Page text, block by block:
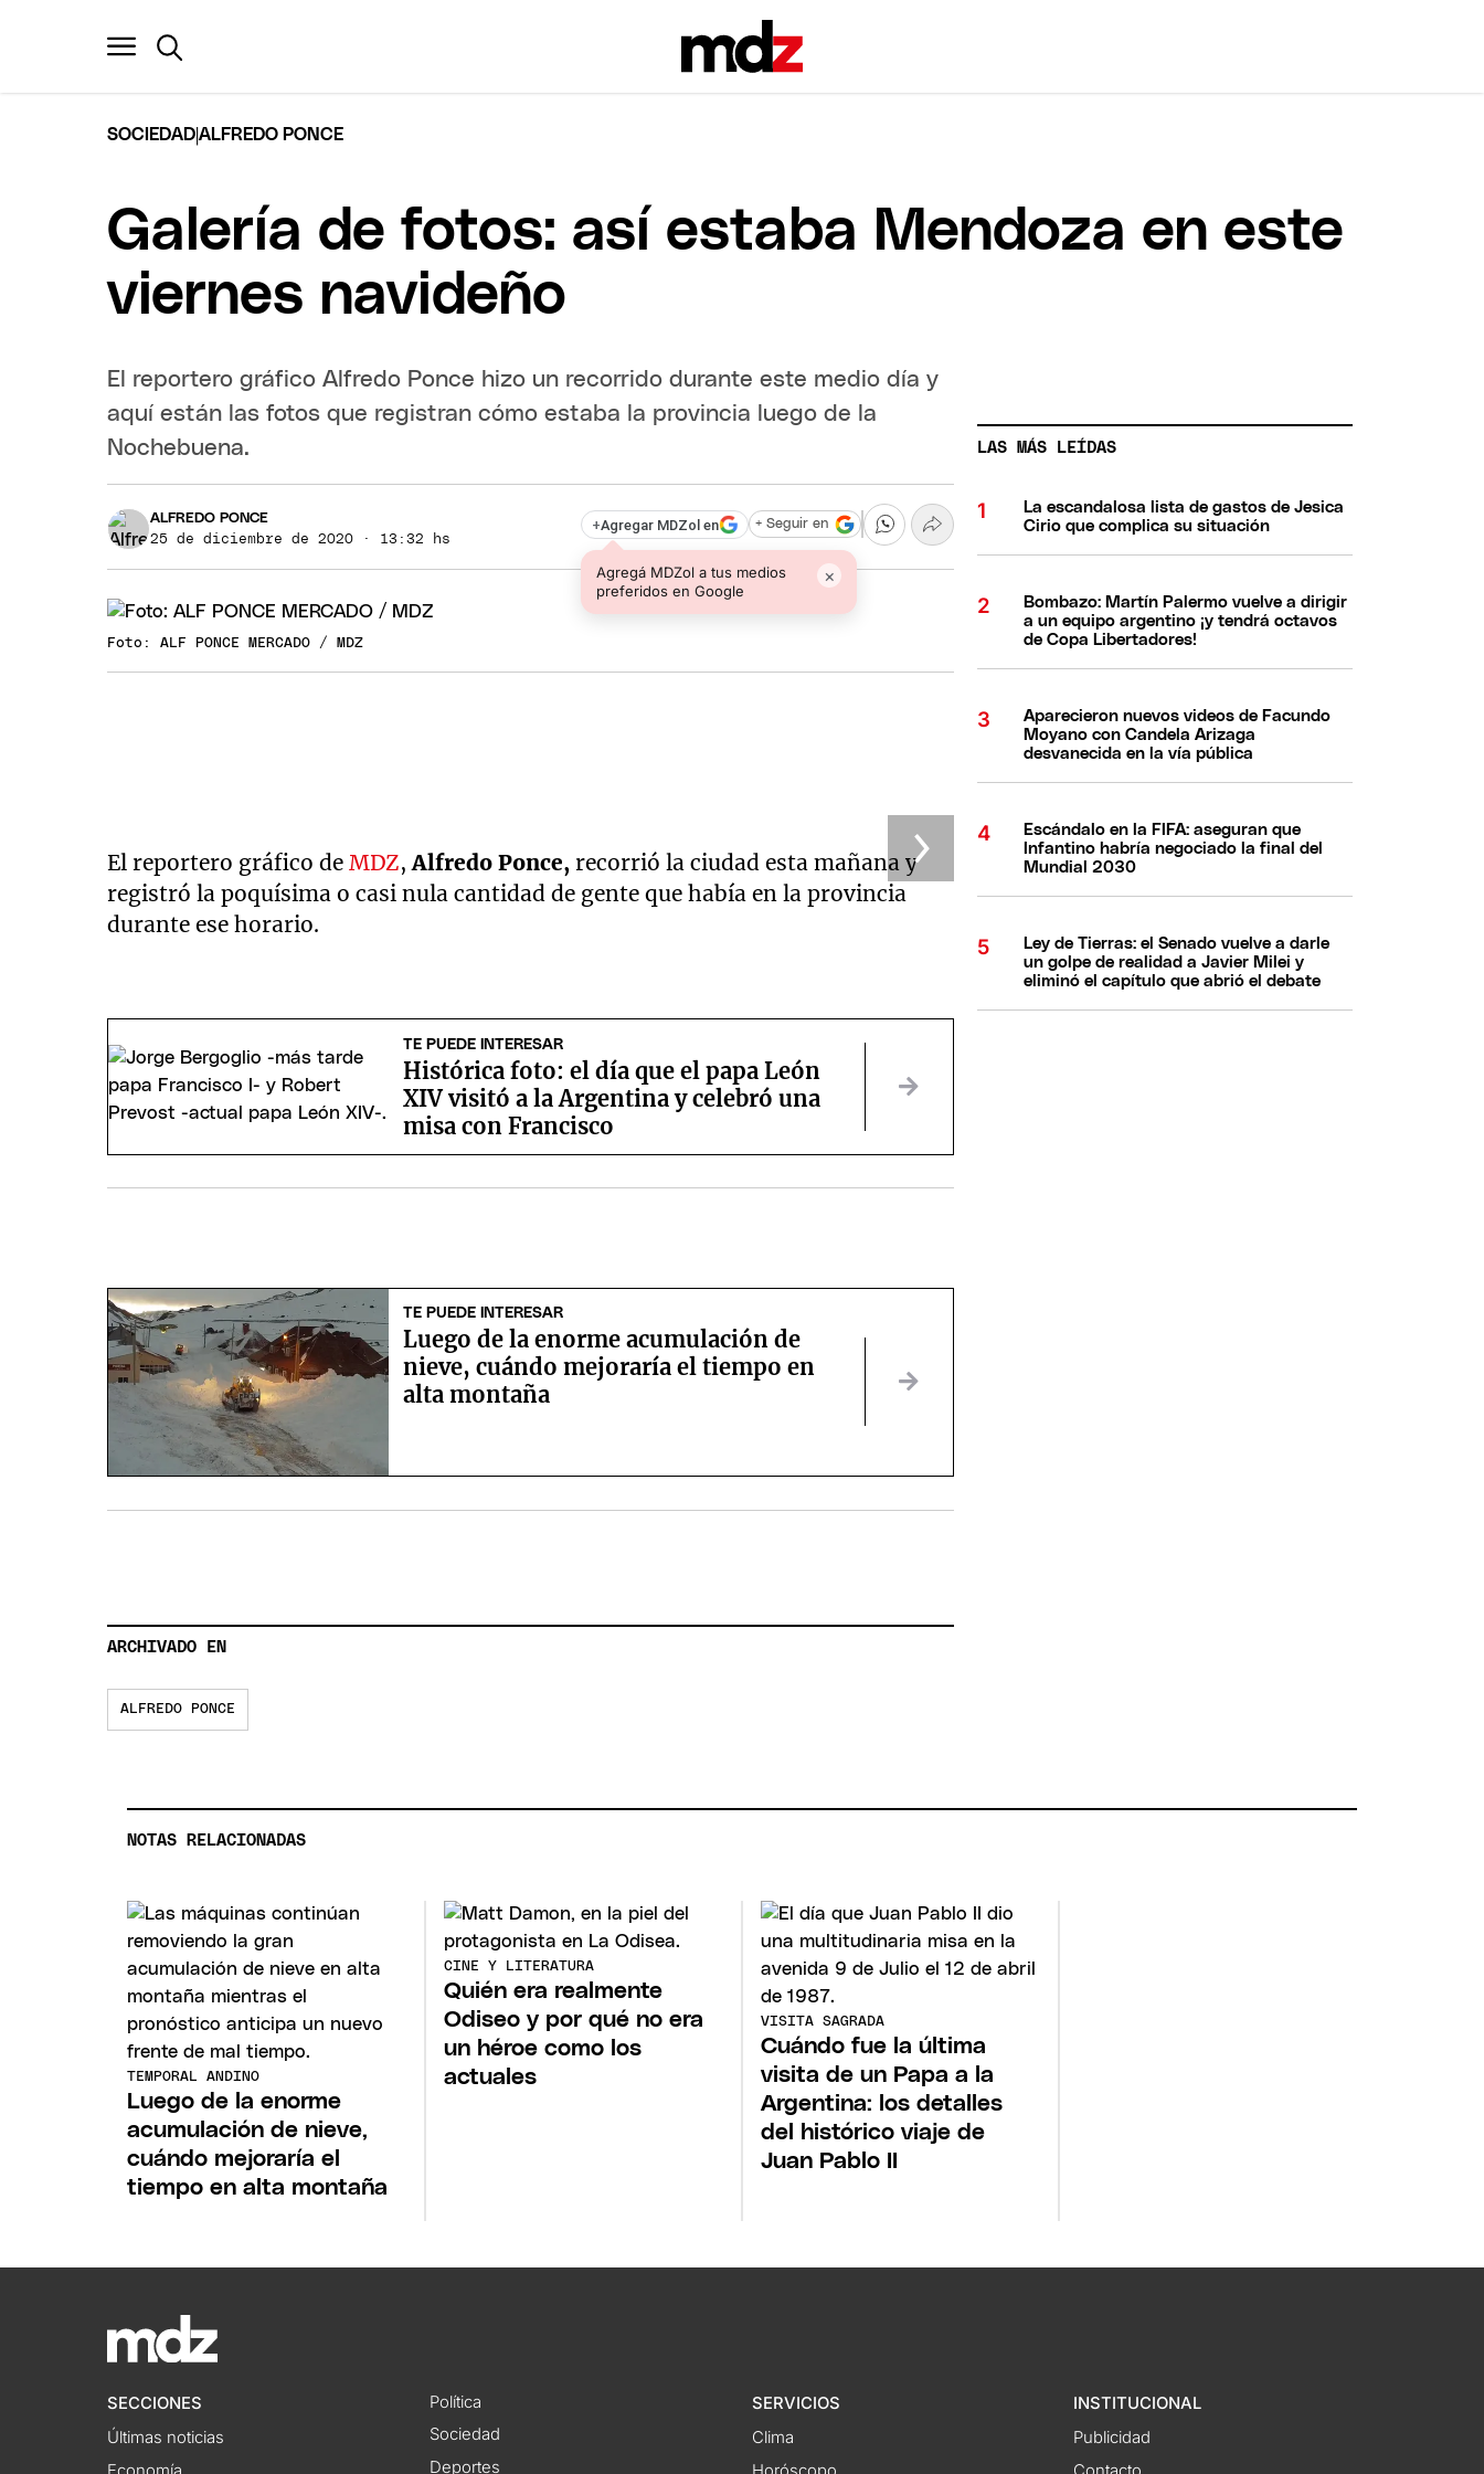
SOCIEDAD|ALFREDO PONCE
Galería de fotos: así estaba Mendoza en este
viernes navideño
El reportero gráfico Alfredo Ponce hizo un recorrido durante este medio día y
aquí están las fotos que registran cómo estaba la provincia luego de la
Nochebuena.
ALFREDO PONCE
25 de diciembre de 2020 · 13:32 hs
+Agregar MDZol en
Agregá MDZol a tus medios
preferidos en Google
×
+ Seguir en
Foto: ALF PONCE MERCADO / MDZ
El reportero gráfico deMDZ,Alfredo Ponce,recorrió la ciudad esta mañana y
registró la poquísima o casi nula cantidad de gente que había en la provincia
durante ese horario.
TE PUEDE INTERESAR
Histórica foto: el día que el papa León
XIV visitó a la Argentina y celebró una
misa con Francisco
TE PUEDE INTERESAR
Luego de la enorme acumulación de
nieve, cuándo mejoraría el tiempo en
alta montaña
ARCHIVADO EN
ALFREDO PONCE
LAS MÁS LEÍDAS
La escandalosa lista de gastos de Jesica
Cirio que complica su situación
Bombazo: Martín Palermo vuelve a dirigir
a un equipo argentino ¡y tendrá octavos
de Copa Libertadores!
Aparecieron nuevos videos de Facundo
Moyano con Candela Arizaga
desvanecida en la vía pública
Escándalo en la FIFA: aseguran que
Infantino habría negociado la final del
Mundial 2030
Ley de Tierras: el Senado vuelve a darle
un golpe de realidad a Javier Milei y
eliminó el capítulo que abrió el debate
NOTAS RELACIONADAS
TEMPORAL ANDINO
Luego de la enorme
acumulación de nieve,
cuándo mejoraría el
tiempo en alta montaña
CINE Y LITERATURA
Quién era realmente
Odiseo y por qué no era
un héroe como los
actuales
VISITA SAGRADA
Cuándo fue la última
visita de un Papa a la
Argentina: los detalles
del histórico viaje de
Juan Pablo II
SECCIONES
Últimas noticias
Política
Sociedad
Deportes
SERVICIOS
Clima
INSTITUCIONAL
Publicidad